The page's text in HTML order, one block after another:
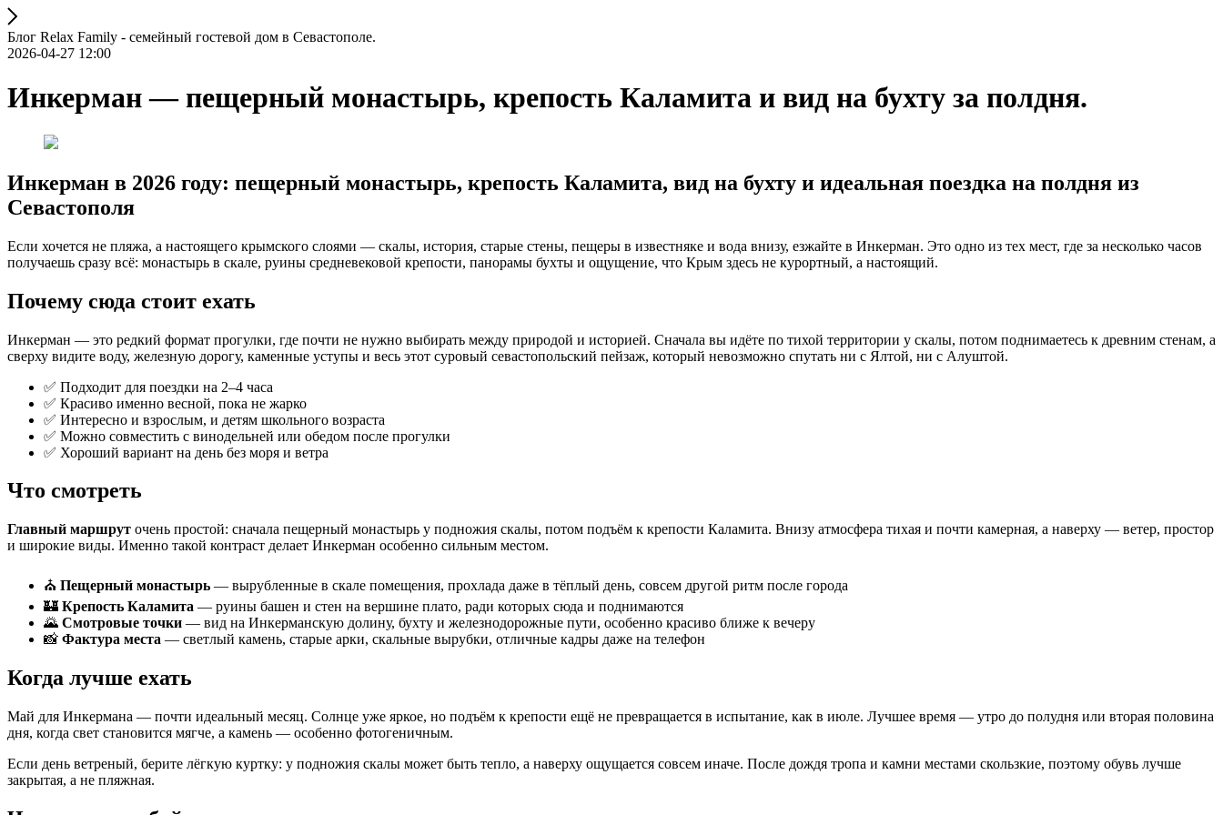
Блог Relax Family - семейный гостевой дом в Севастополе.
2026-04-27 12:00
Инкерман — пещерный монастырь, крепость Каламита и вид на бухту за полдня.
Инкерман в 2026 году: пещерный монастырь, крепость Каламита, вид на бухту и идеальная поездка на полдня из
Севастополя
Если хочется не пляжа, а настоящего крымского слоями — скалы, история, старые стены, пещеры в известняке и вода внизу, езжайте в Инкерман. Это одно из тех мест, где за несколько часов
получаешь сразу всё: монастырь в скале, руины средневековой крепости, панорамы бухты и ощущение, что Крым здесь не курортный, а настоящий.
Почему сюда стоит ехать
Инкерман — это редкий формат прогулки, где почти не нужно выбирать между природой и историей. Сначала вы идёте по тихой территории у скалы, потом поднимаетесь к древним стенам, а
сверху видите воду, железную дорогу, каменные уступы и весь этот суровый севастопольский пейзаж, который невозможно спутать ни с Ялтой, ни с Алуштой.
✅ Подходит для поездки на 2–4 часа
✅ Красиво именно весной, пока не жарко
✅ Интересно и взрослым, и детям школьного возраста
✅ Можно совместить с винодельней или обедом после прогулки
✅ Хороший вариант на день без моря и ветра
Что смотреть
Главный маршрут очень простой: сначала пещерный монастырь у подножия скалы, потом подъём к крепости Каламита. Внизу атмосфера тихая и почти камерная, а наверху — ветер, простор
и широкие виды. Именно такой контраст делает Инкерман особенно сильным местом.
⛪ Пещерный монастырь — вырубленные в скале помещения, прохлада даже в тёплый день, совсем другой ритм после города
🏰 Крепость Каламита — руины башен и стен на вершине плато, ради которых сюда и поднимаются
🌄 Смотровые точки — вид на Инкерманскую долину, бухту и железнодорожные пути, особенно красиво ближе к вечеру
📸 Фактура места — светлый камень, старые арки, скальные вырубки, отличные кадры даже на телефон
Когда лучше ехать
Май для Инкермана — почти идеальный месяц. Солнце уже яркое, но подъём к крепости ещё не превращается в испытание, как в июле. Лучшее время — утро до полудня или вторая половина
дня, когда свет становится мягче, а камень — особенно фотогеничным.
Если день ветреный, берите лёгкую куртку: у подножия скалы может быть тепло, а наверху ощущается совсем иначе. После дождя тропа и камни местами скользкие, поэтому обувь лучше
закрытая, а не пляжная.